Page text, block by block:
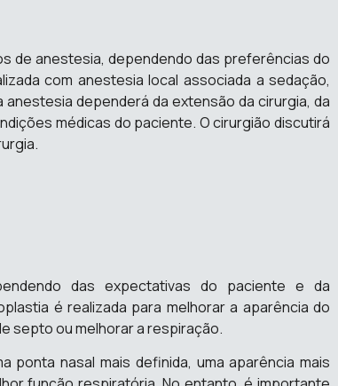
de anestesia, dependendo das preferências do
com anestesia local associada a sedação,
dependerá da extensão da cirurgia, da
médicas do paciente. O cirurgião discutirá
das expectativas do paciente e da
é realizada para melhorar a aparência do
septo ou melhorar a respiração.
ponta nasal mais definida, uma aparência mais